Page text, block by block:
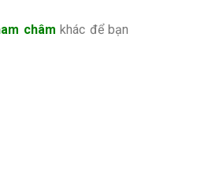
châm khác để bạn